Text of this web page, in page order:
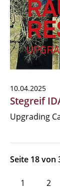
10.04.2025
Stegreif
Upgrading
Seite 18 von
1 2